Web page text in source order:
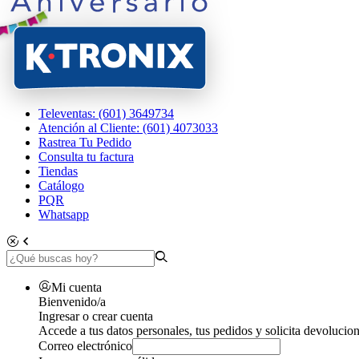
Televentas: (601) 3649734
Atención al Cliente: (601) 4073033
Rastrea Tu Pedido
Consulta tu factura
Tiendas
Catálogo
PQR
Whatsapp
Mi cuenta
Bienvenido/a
Ingresar o crear cuenta
Accede a tus datos personales, tus pedidos y solicita
Correo electrónico